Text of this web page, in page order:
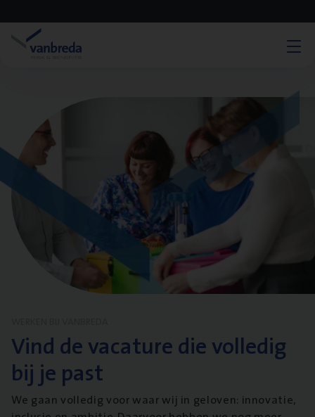
Vind de vacature die volledig
bij je past
We gaan volledig voor waar wij in geloven: innovatie,